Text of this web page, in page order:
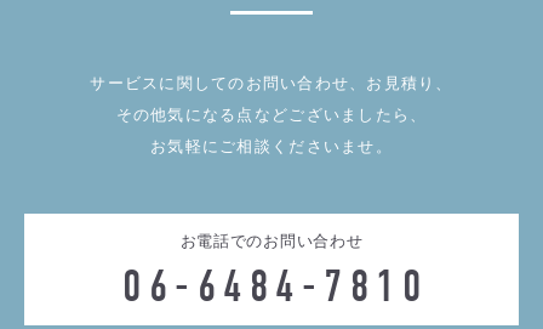
サービスに関してのお問い合わせ、お見積り、
その他気になる点などございましたら、
お気軽にご相談くださいませ。
お電話でのお問い合わせ
06-6484-7810